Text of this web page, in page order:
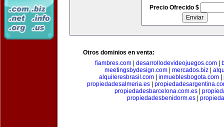
Precio Ofrecido $
Otros dominios en venta:
fiambres.com| desarrollodevideojuegos.com|
meetingsbydesign.com| mercados.biz|
alquileresbrasil.com| inmueblesbogota.com|
propiedadesalmeria.es
propiedadesbarcelona.com.es|
propiedadesbenidorm.es|